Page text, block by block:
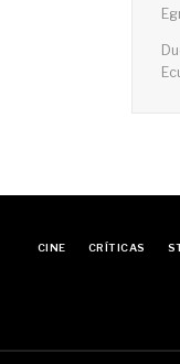
CINE CRÍTICAS